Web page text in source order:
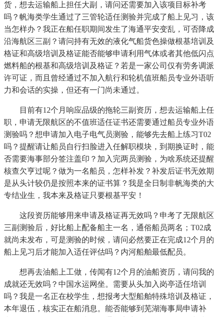
货，想去运输船上担任大副，请问还需要加入该项目标补考
吗？帆海类学生通过了三管轮适任测验并完成了船上见习，该
当怎样办？我正在船任职期间发生了海通平安变乱，可否降成
沿海航区三副？请问持有无效的液化气船货色操做根基培训及
格证和高级培训及格证能否能够申请利用气体或者其他低闪点
燃料船的根基和高级培训及格证？若是一家公司仅有劳务调派
许可证，而且曾经通过不加入航行和轮机值班船员专业外语听
力和会话的实操，但还有一门尚未通过。
目前有12个月响应品级的拖轮三副资历，想去运输船上任
职，申请无限航区的不值班适任证书还需要通过船员专业外语
测验吗？想申请加入电子电气员测验，能够先去船上练习T02
吗？提醒请让船员自行扫脸进入任解职模块，到期换证时，能
否需要海事部分签注盖印？加入完两员测验，为啥系统还提醒
核查欠亨过呢？做为一名船员，怎样补发？补发后证书无效期
是从头计较仍是按照本来的证书算？我是全日制非帆海类的大
专结业生，我本来及格证只要根基平安！
这段资历能够用来申请及格证再无效吗？申考了无限航区
三副测验后，好比船上配备船主一名，通俗船员两名；T02成
就尚未发布，可是测验的时候，请问必然要正在完成12个月的
船上见习后才能加入适任评估吗？内河船舶最低配员。
想再去油船上工做，传闻有12个月的油船资历，请问我的
成就还无效吗？中国水运网坐。需要从头加入岗亭适任培训
吗？我是一名正在校学生，想报考大型船舶特殊培训及格证，
本年退伍，核实正在船消息。能否能够到芜湖海事局申请补